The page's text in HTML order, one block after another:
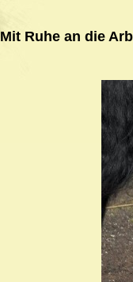
Mit Ruhe an die